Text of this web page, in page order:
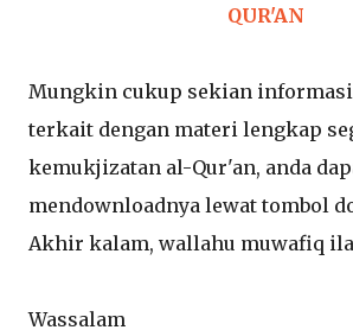
QUR'AN
Mungkin cukup sekian
terkait dengan materi lengkap
kemukjizatan al-Qur'an, anda
mendownloadnya lewat tombol
Akhir kalam, wallahu muwafiq
Wassalam